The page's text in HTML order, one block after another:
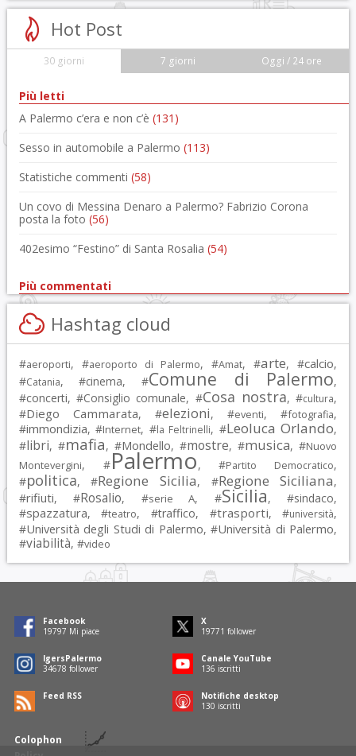
Hot Post
30 giorni 7 giorni Oggi / 24 ore
Più letti
A Palermo c’era e non c’è (131)
Sesso in automobile a Palermo (113)
Statistiche commenti (58)
Un covo di Messina Denaro a Palermo? Fabrizio Corona
posta la foto (56)
402esimo “Festino” di Santa Rosalia (54)
Più commentati
Hashtag cloud
#aeroporti, #aeroporto di Palermo, #Amat, #arte, #calcio,
#Catania, #cinema, #Comune di Palermo,
#concerti, #Consiglio comunale, #Cosa nostra, #cultura,
#Diego Cammarata, #elezioni, #eventi, #fotografia,
#immondizia, #Internet, #la Feltrinelli, #Leoluca Orlando,
#libri, #mafia, #Mondello, #mostre, #musica, #Nuovo
Montevergini, #Palermo, #Partito Democratico,
#politica, #Regione Sicilia, #Regione Siciliana,
#rifiuti, #Rosalio, #serie A, #Sicilia, #sindaco,
#spazzatura, #teatro, #traffico, #trasporti, #università,
#Università degli Studi di Palermo, #Università di Palermo,
#viabilità, #video
Colophon
Facebook
19797 Mi piace
X
19771 follower
IgersPalermo
34678 follower
Canale YouTube
136 iscritti
Feed RSS
Notifiche desktop
130 iscritti